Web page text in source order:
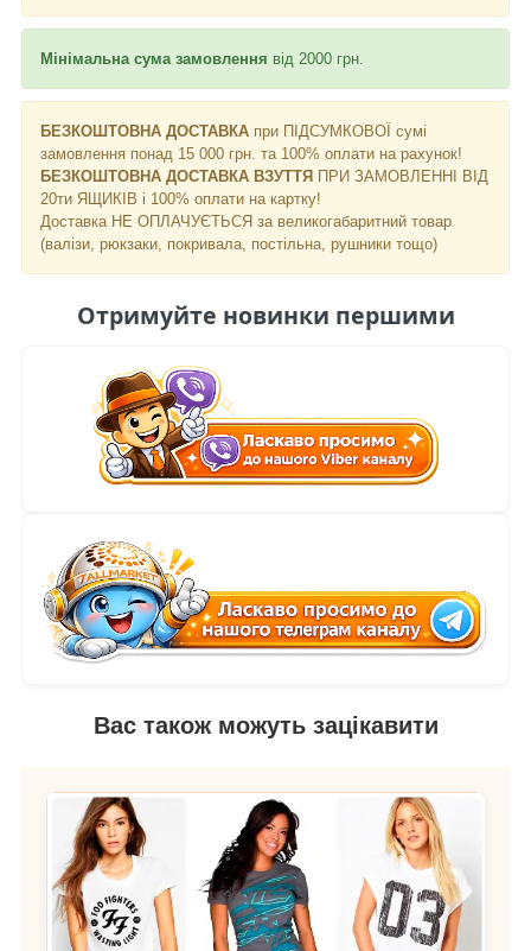
Мінімальна сума замовлення від 2000 грн.
БЕЗКОШТОВНА ДОСТАВКА при ПІДСУМКОВОЇ сумі
замовлення понад 15 000 грн. та 100% оплати на рахунок!
БЕЗКОШТОВНА ДОСТАВКА ВЗУТТЯ ПРИ ЗАМОВЛЕННІ ВІД
20ти ЯЩИКІВ і 100% оплати на картку!
Доставка НЕ ​​ОПЛАЧУЄТЬСЯ за великогабаритний товар
(валізи, рюкзаки, покривала, постільна, рушники тощо)
Отримуйте новинки першими
Вас також можуть зацікавити